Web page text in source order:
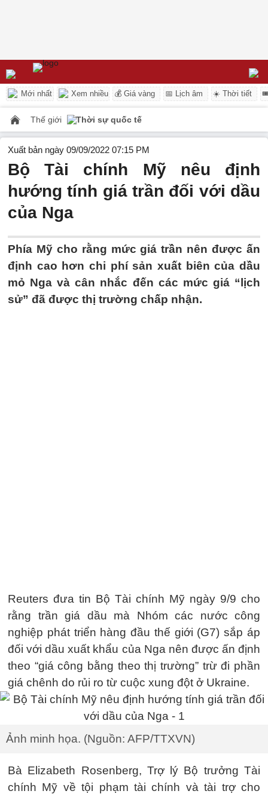
Mới nhất Xem nhiều 💰 Giá vàng 📅 Lịch âm ☀️ Thời tiết
Thế giới Thời sự quốc tế
Xuất bản ngày 09/09/2022 07:15 PM
Bộ Tài chính Mỹ nêu định
hướng tính giá trần đối với dầu
của Nga
Phía Mỹ cho rằng mức giá trần nên được ấn
định cao hơn chi phí sản xuất biên của dầu
mỏ Nga và cân nhắc đến các mức giá “lịch
sử” đã được thị trường chấp nhận.
Reuters đưa tin Bộ Tài chính Mỹ ngày 9/9 cho
rằng trần giá dầu mà Nhóm các nước công
nghiệp phát triển hàng đầu thế giới (G7) sắp áp
đối với dầu xuất khẩu của Nga nên được ấn định
theo “giá công bằng theo thị trường” trừ đi phần
giá chênh do rủi ro từ cuộc xung đột ở Ukraine.
Ảnh minh họa. (Nguồn: AFP/TTXVN)
Bà Elizabeth Rosenberg, Trợ lý Bộ trưởng Tài
chính Mỹ về tội phạm tài chính và tài trợ cho